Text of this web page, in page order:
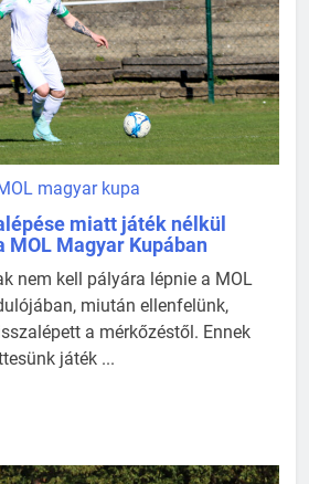
magyar kupa
miatt játék nélkül
MOL Magyar Kupában
nem kell pályára lépnie a MOL
miután ellenfelünk,
a mérkőzéstől. Ennek
játék ...